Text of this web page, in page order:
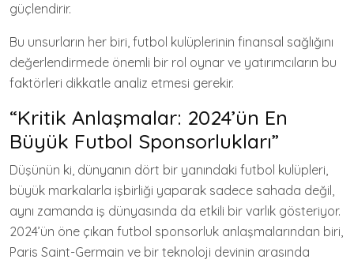
güçlendirir.
Bu unsurların her biri, futbol kulüplerinin finansal sağlığını
değerlendirmede önemli bir rol oynar ve yatırımcıların bu
faktörleri dikkatle analiz etmesi gerekir.
“Kritik Anlaşmalar: 2024’ün En
Büyük Futbol Sponsorlukları”
Düşünün ki, dünyanın dört bir yanındaki futbol kulüpleri,
büyük markalarla işbirliği yaparak sadece sahada değil,
aynı zamanda iş dünyasında da etkili bir varlık gösteriyor.
2024’ün öne çıkan futbol sponsorluk anlaşmalarından biri,
Paris Saint-Germain ve bir teknoloji devinin arasında